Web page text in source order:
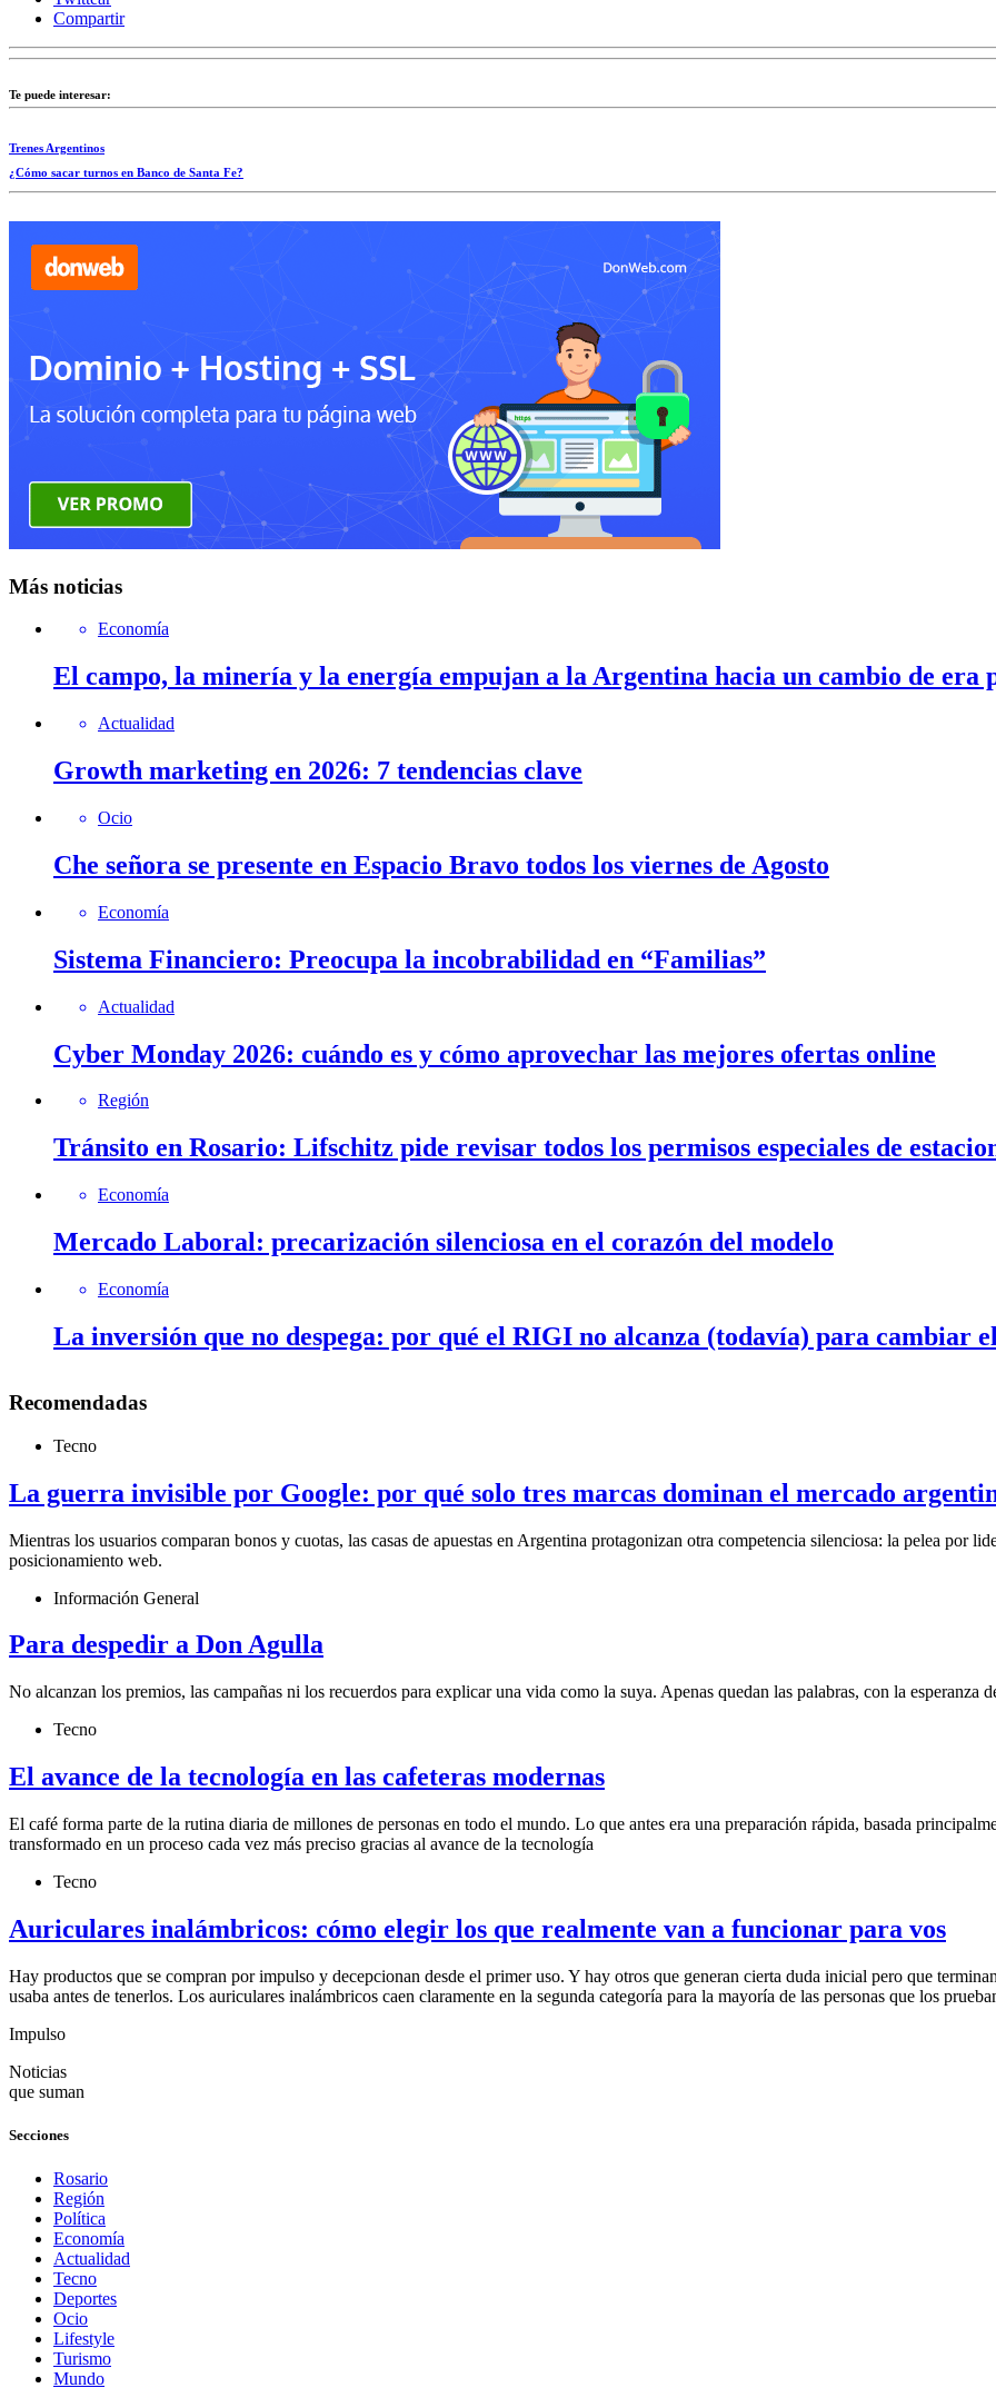
Compartir
Te puede interesar:
Trenes Argentinos
¿Cómo sacar turnos en Banco de Santa Fe?
Más noticias
Economía
El campo, la minería y la energía empujan a la Argentina hacia un cambio de era
Actualidad
Growth marketing en 2026: 7 tendencias clave
Ocio
Che señora se presente en Espacio Bravo todos los viernes de Agosto
Economía
Sistema Financiero: Preocupa la incobrabilidad en “Familias”
Actualidad
Cyber Monday 2026: cuándo es y cómo aprovechar las mejores ofertas online
Región
Tránsito en Rosario: Lifschitz pide revisar todos los permisos especiales de
Economía
Mercado Laboral: precarización silenciosa en el corazón del modelo
Economía
La inversión que no despega: por qué el RIGI no alcanza (todavía) para cambiar
Recomendadas
Tecno
La guerra invisible por Google: por qué solo tres marcas dominan el mercado
Mientras los usuarios comparan bonos y cuotas, las casas de apuestas en Argentina protagonizan otra competencia silenciosa: la pelea por
posicionamiento web.
Información General
Para despedir a Don Agulla
No alcanzan los premios, las campañas ni los recuerdos para explicar una vida como la suya. Apenas quedan las palabras, con la esperanza
Tecno
El avance de la tecnología en las cafeteras modernas
El café forma parte de la rutina diaria de millones de personas en todo el mundo. Lo que antes era una preparación rápida, basada
transformado en un proceso cada vez más preciso gracias al avance de la tecnología
Tecno
Auriculares inalámbricos: cómo elegir los que realmente van a funcionar para vos
Hay productos que se compran por impulso y decepcionan desde el primer uso. Y hay otros que generan cierta duda inicial pero que
usaba antes de tenerlos. Los auriculares inalámbricos caen claramente en la segunda categoría para la mayoría de las personas que los
Impulso
Noticias
que suman
Secciones
Rosario
Región
Política
Economía
Actualidad
Tecno
Deportes
Ocio
Lifestyle
Turismo
Mundo